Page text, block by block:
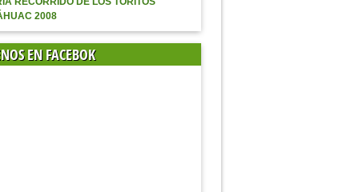
2008
EN FACEBOK